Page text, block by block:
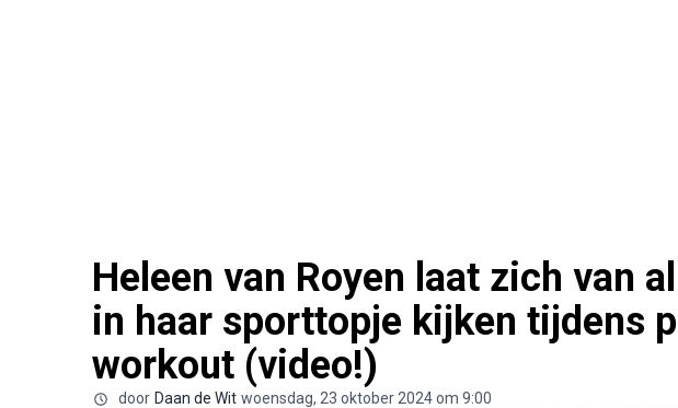
Heleen van Royen laat zich van
in haar sporttopje kijken tijdens
workout (video!)
door Daan de Wit woensdag, 23 oktober 2024 om 9:00